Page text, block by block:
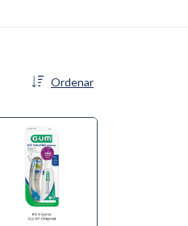
Ordenar